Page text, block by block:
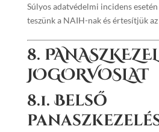
Súlyos adatvédelmi incidens
teszünk a NAIH-nak és értesítjük
8.
JOGORVOSLAT
8.1. Belső